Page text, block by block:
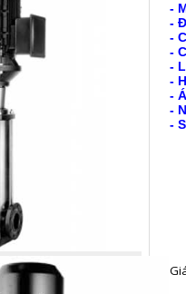
-
-
-
-
-
-
-
-
-